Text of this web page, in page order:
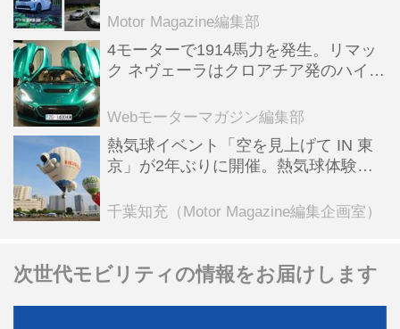
Motor Magazine編集部
4モーターで1914馬力を発生。リマッ
ク ネヴェーラはクロアチア発のハイパ
全版／115】
Webモーターマガジン編集部
熱気球イベント「空を見上げて IN 東
京」が2年ぶりに開催。熱気球体験搭
ンテンツも
千葉知充（Motor Magazine編集企画室）
次世代モビリティの情報をお届けします